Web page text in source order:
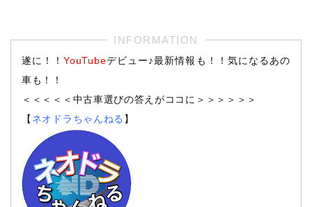
遂に！！YouTubeデビュー♪最新情報も！！気になるあの
車も！！
＜＜＜＜＜中古車選びの答えがココに＞＞＞＞＞＞
【 ネオドラちゃんねる 】